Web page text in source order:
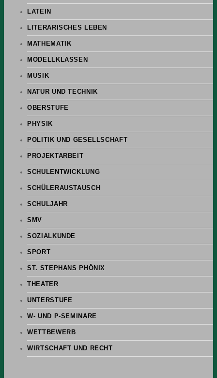
LATEIN
LITERARISCHES LEBEN
MATHEMATIK
MODELLKLASSEN
MUSIK
NATUR UND TECHNIK
OBERSTUFE
PHYSIK
POLITIK UND GESELLSCHAFT
PROJEKTARBEIT
SCHULENTWICKLUNG
SCHÜLERAUSTAUSCH
SCHULJAHR
SMV
SOZIALKUNDE
SPORT
ST. STEPHANS PHÖNIX
THEATER
UNTERSTUFE
W- UND P-SEMINARE
WETTBEWERB
WIRTSCHAFT UND RECHT